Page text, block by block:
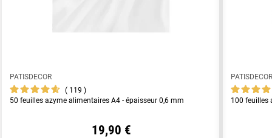
PATISDECOR
119
50 feuilles azyme alimentaires A4 - épaisseur 0,6 mm
19,90 €
100 feuilles